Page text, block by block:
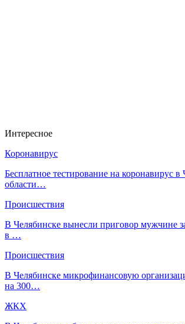
Интересное
Коронавирус
Бесплатное тестирование на коронавирус в
области…
Происшествия
В Челябинске вынесли приговор мужчине
в …
Происшествия
В Челябинске микрофинансовую
на 300…
ЖКХ